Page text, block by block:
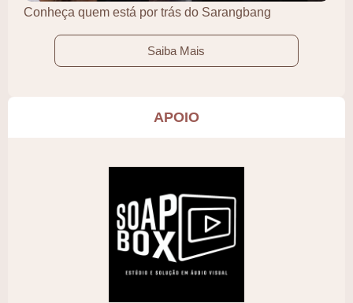
Conheça quem está por trás do Sarangbang
Saiba Mais
APOIO